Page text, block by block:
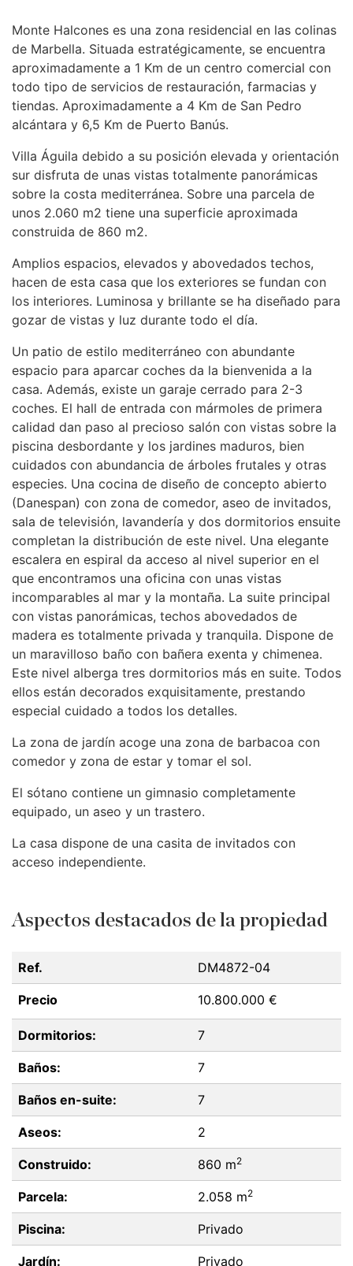
Monte Halcones es una zona residencial en las colinas
de Marbella. Situada estratégicamente, se encuentra
aproximadamente a 1 Km de un centro comercial con
todo tipo de servicios de restauración, farmacias y
tiendas. Aproximadamente a 4 Km de San Pedro
alcántara y 6,5 Km de Puerto Banús.
Villa Águila debido a su posición elevada y orientación
sur disfruta de unas vistas totalmente panorámicas
sobre la costa mediterránea. Sobre una parcela de
unos 2.060 m2 tiene una superficie aproximada
construida de 860 m2.
Amplios espacios, elevados y abovedados techos,
hacen de esta casa que los exteriores se fundan con
los interiores. Luminosa y brillante se ha diseñado para
gozar de vistas y luz durante todo el día.
Un patio de estilo mediterráneo con abundante
espacio para aparcar coches da la bienvenida a la
casa. Además, existe un garaje cerrado para 2-3
coches. El hall de entrada con mármoles de primera
calidad dan paso al precioso salón con vistas sobre la
piscina desbordante y los jardines maduros, bien
cuidados con abundancia de árboles frutales y otras
especies. Una cocina de diseño de concepto abierto
(Danespan) con zona de comedor, aseo de invitados,
sala de televisión, lavandería y dos dormitorios ensuite
completan la distribución de este nivel. Una elegante
escalera en espiral da acceso al nivel superior en el
que encontramos una oficina con unas vistas
incomparables al mar y la montaña. La suite principal
con vistas panorámicas, techos abovedados de
madera es totalmente privada y tranquila. Dispone de
un maravilloso baño con bañera exenta y chimenea.
Este nivel alberga tres dormitorios más en suite. Todos
ellos están decorados exquisitamente, prestando
especial cuidado a todos los detalles.
La zona de jardín acoge una zona de barbacoa con
comedor y zona de estar y tomar el sol.
El sótano contiene un gimnasio completamente
equipado, un aseo y un trastero.
La casa dispone de una casita de invitados con
acceso independiente.
Aspectos destacados de la propiedad
Ref. DM4872-04
Precio 10.800.000 €
Dormitorios: 7
Baños: 7
Baños en-suite: 7
Aseos: 2
Construido: 860 m2
Parcela: 2.058 m2
Piscina: Privado
Jardín: Privado